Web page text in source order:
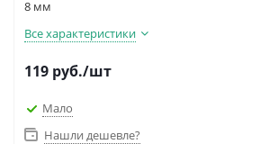
8 мм
Все характеристики
119 руб./шт
Мало
Нашли дешевле?